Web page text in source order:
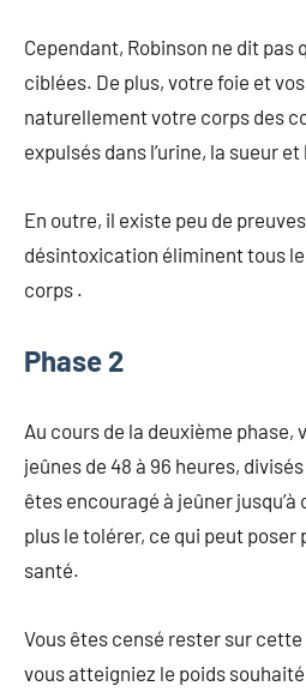
Cependant, Robinson ne dit pas
ciblées. De plus, votre foie et
naturellement votre corps des
expulsés dans l’urine, la sueur
En outre, il existe peu de
désintoxication éliminent tous
corps .
Phase 2
Au cours de la deuxième phase,
jeûnes de 48 à 96 heures,
êtes encouragé à jeûner jusqu’à
plus le tolérer, ce qui peut poser
santé.
Vous êtes censé rester sur cette
vous atteigniez le poids